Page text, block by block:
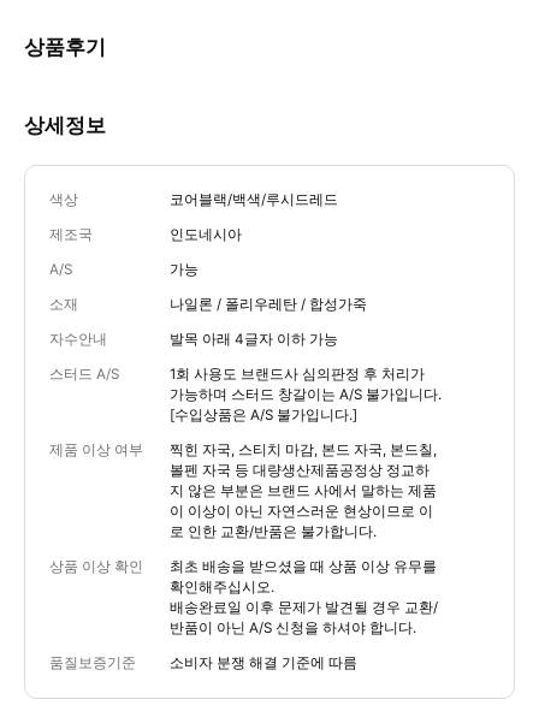
상품후기
상세정보
색상 코어블랙/백색/루시드레드
제조국 인도네시아
A/S 가능
소재 나일론 / 폴리우레탄 / 합성가죽
자수안내 발목 아래 4글자 이하 가능
스터드 A/S
1회 사용도 브랜드사 심의판정 후 처리가
가능하며 스터드 창갈이는 A/S 불가입니다.
[수입상품은 A/S 불가입니다.]
제품 이상 여부
찍힌 자국, 스티치 마감, 본드 자국, 본드칠,
볼펜 자국 등 대량생산제품공정상 정교하
지 않은 부분은 브랜드 사에서 말하는 제품
이 이상이 아닌 자연스러운 현상이므로 이
로 인한 교환/반품은 불가합니다.
상품 이상 확인
최초 배송을 받으셨을 때 상품 이상 유무를
확인해주십시오.
배송완료일 이후 문제가 발견될 경우 교환/
반품이 아닌 A/S 신청을 하셔야 합니다.
품질보증기준 소비자 분쟁 해결 기준에 따름